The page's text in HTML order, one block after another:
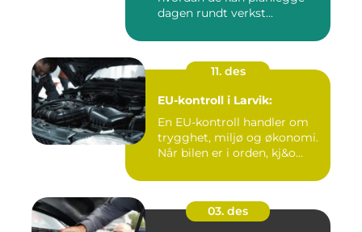
dagen rundt verkst...
11. des
EU-kontroll i Larvik:
En EU-kontroll handler om
trygghet, miljø og økonomi.
Når bilen er i orden, kj&o...
03. des